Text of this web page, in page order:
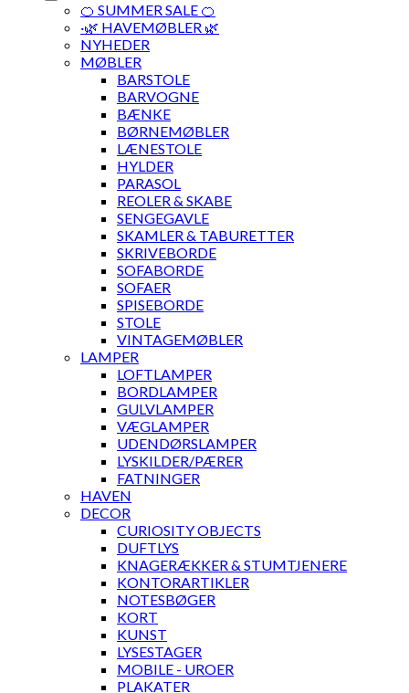
🍊 SUMMER SALE 🍊
·🌿 HAVEMØBLER 🌿
NYHEDER
MØBLER
BARSTOLE
BARVOGNE
BÆNKE
BØRNEMØBLER
LÆNESTOLE
HYLDER
PARASOL
REOLER & SKABE
SENGEGAVLE
SKAMLER & TABURETTER
SKRIVEBORDE
SOFABORDE
SOFAER
SPISEBORDE
STOLE
VINTAGEMØBLER
LAMPER
LOFTLAMPER
BORDLAMPER
GULVLAMPER
VÆGLAMPER
UDENDØRSLAMPER
LYSKILDER/PÆRER
FATNINGER
HAVEN
DECOR
CURIOSITY OBJECTS
DUFTLYS
KNAGERÆKKER & STUMTJENERE
KONTORARTIKLER
NOTESBØGER
KORT
KUNST
LYSESTAGER
MOBILE - UROER
PLAKATER